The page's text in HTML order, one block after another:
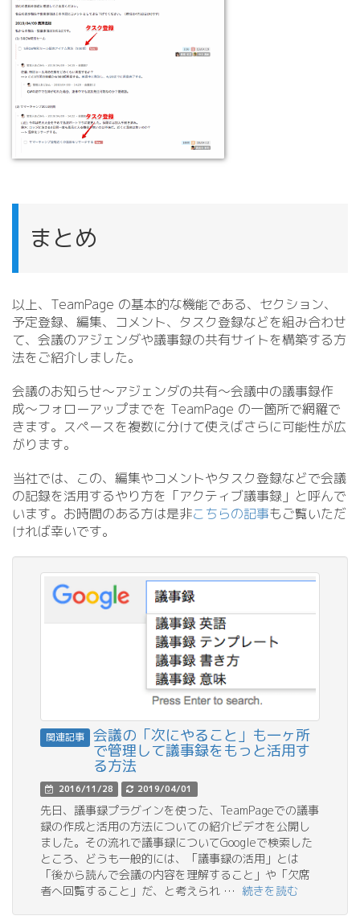
まとめ
以上、TeamPage の基本的な機能である、セクション、
予定登録、編集、コメント、タスク登録などを組み合わせ
て、会議のアジェンダや議事録の共有サイトを構築する方
法をご紹介しました。
会議のお知らせ〜アジェンダの共有〜会議中の議事録作
成〜フォローアップまでを TeamPage の一箇所で網羅で
きます。スペースを複数に分けて使えばさらに可能性が広
がります。
当社では、この、編集やコメントやタスク登録などで会議
の記録を活用するやり方を「アクティブ議事録」と呼んで
います。お時間のある方は是非こちらの記事もご覧いただ
ければ幸いです。
関連記事 会議の「次にやること」も一ヶ所
で管理して議事録をもっと活用す
る方法
2016/11/28 2019/04/01
先日、議事録プラグインを使った、TeamPageでの議事
録の作成と活用の方法についての紹介ビデオを公開し
ました。その流れで議事録についてGoogleで検索した
ところ、どうも一般的には、「議事録の活用」とは
「後から読んで会議の内容を理解すること」や「欠席
者へ回覧すること」だ、と考えられ … 続きを読む